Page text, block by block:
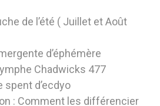
de l’été ( Juillet et Août
d’éphémère
Chadwicks 477
spent d’ecdyo
: Comment les différencier